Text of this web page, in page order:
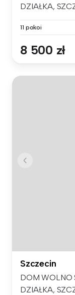
DZIAŁKA,
11 pokoi
8 500 zł
Szczecin
DOM WOLNO
DZIAŁKA,